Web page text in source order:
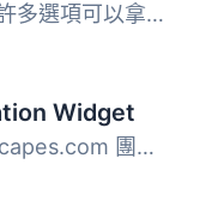
這是個好玩的外掛，有許多選項可以拿來惡作劇你的朋友。不論...
Widget
這款遊戲是由 Ideal-Escapes.com 團隊開發的。我們開發了這款...